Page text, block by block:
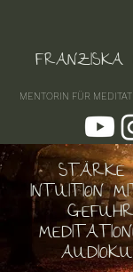
FRANZISKA
MENTORIN FÜR
STÄRKE
INTUITION